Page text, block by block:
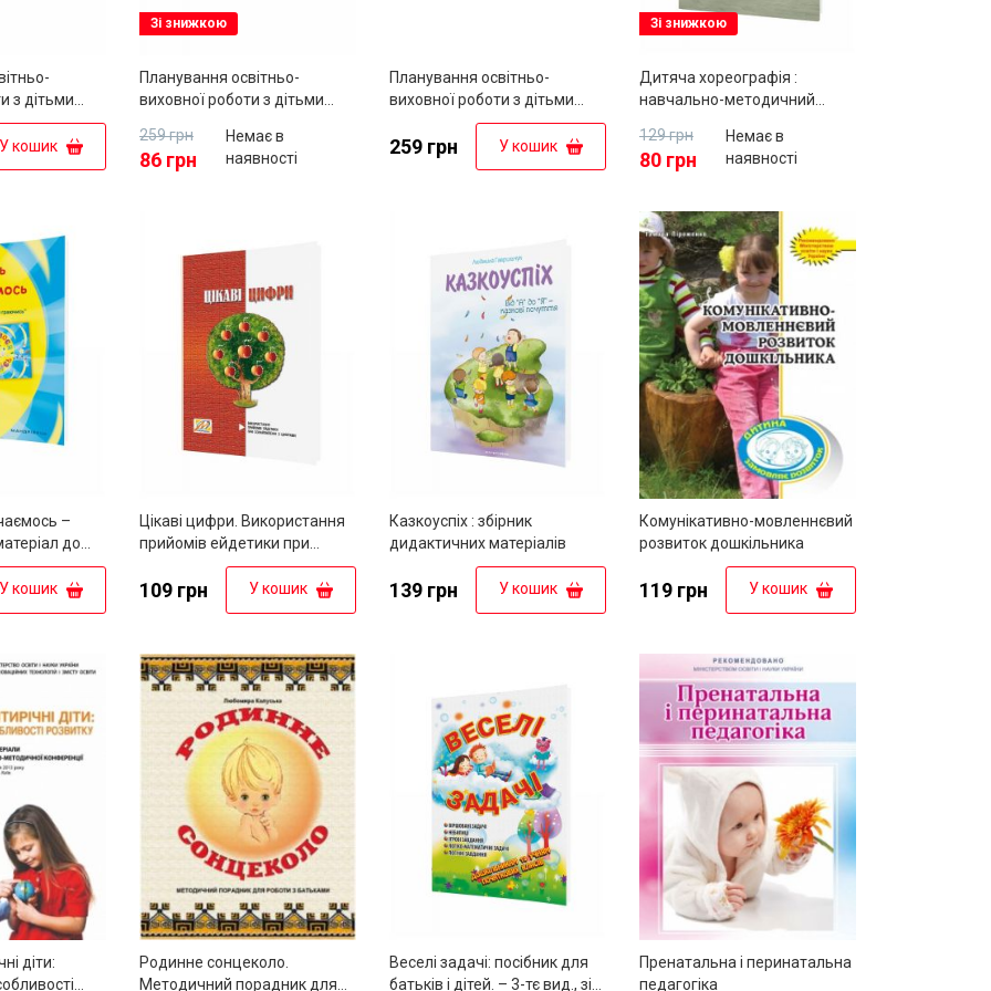
з дітьми
віку за
У кошик
Зі знижкою
Планування освітньо-
виховної роботи з дітьми
за програмою "Українське
дошкілля"
86 грн
259 грн
Немає в
наявності
Планування освітньо-
виховної роботи з дітьми
молодшого дошкільного віку
за програмою "Українське
259 грн У кошик
Зі знижкою
Дитяча хореографія :
навчально-методичний
80 грн
129 грн
Немає в
наявності
–
до
У кошик
Цікаві цифри. Використання
прийомів ейдетики при
ознайомленні з цифрами
109 грн У кошик
Казкоуспіх : збірник
дидактичних матеріалів
139 грн У кошик
Комунікативно-мовленнєвий
розвиток дошкільника
119 грн У кошик
діти:
Родинне сонцеколо.
Методичний порадник для
Веселі задачі: посібник для
батьків і дітей. – 3-тє вид., зі
Пренатальна і перинатальна
педагогіка